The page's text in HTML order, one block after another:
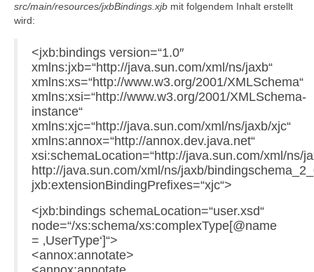
src/main/resources/jxbBindings.xjb mit folgendem Inhalt erstellt
wird:
<jxb:bindings version=“1.0″
xmlns:jxb=“http://java.sun.com/xml/ns/jaxb“
xmlns:xs=“http://www.w3.org/2001/XMLSchema“
xmlns:xsi=“http://www.w3.org/2001/XMLSchema-
instance“
xmlns:xjc=“http://java.sun.com/xml/ns/jaxb/xjc“
xmlns:annox=“http://annox.dev.java.net“
xsi:schemaLocation=“http://java.sun.com/xml/ns/
http://java.sun.com/xml/ns/jaxb/
jxb:extensionBindingPrefixes=“xjc“>
<jxb:bindings schemaLocation=“user.xsd“
node=“/xs:schema/xs:complexType[@name
= ‚UserType‘]“>
<annox:annotate>